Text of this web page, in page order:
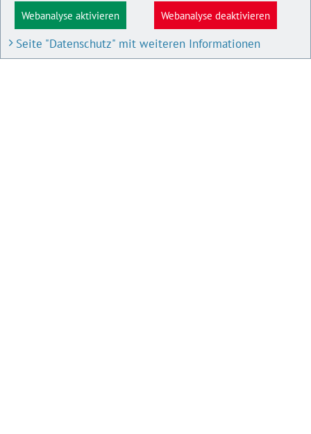
Webanalyse aktivieren Webanalyse deaktivieren
Seite "Datenschutz" mit weiteren Informationen